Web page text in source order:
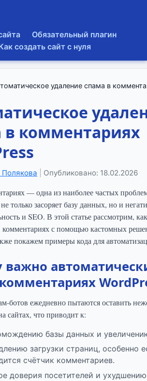
Обязательный плагин
создать сайт с нуля
удаление спама в
в комментариях
Опубликовано: 18.02.2026
— одна из наиболее частых
только засоряет базу данных, но и
и SEO. В этой статье рассмотрим,
комментариях с помощью кастомных
покажем примеры кода для
ботов ежедневно пытаются оставить
сайтах, что приводит к:
базы данных и
загрузки страниц, особенно
счётчик комментариев.
доверия посетителей и ухудшению